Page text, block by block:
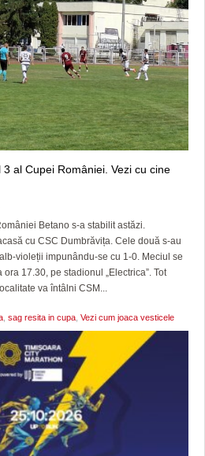
al Cupei României. Vezi cu cine
Betano s-a stabilit astăzi.
cu CSC Dumbrăvița. Cele două s-au
violeții impunându-se cu 1-0. Meciul se
17.30, pe stadionul „Electrica”. Tot
va întâlni CSM...
sag resita in cupa Vezi cum joaca vesticele